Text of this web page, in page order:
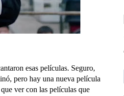
esas películas. Seguro,
pero hay una nueva película
ver con las películas que